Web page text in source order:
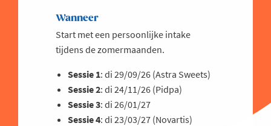
Wanneer
Start met een persoonlijke intake
tijdens de zomermaanden.
Sessie 1: di 29/09/26 (Astra Sweets)
Sessie 2: di 24/11/26 (Pidpa)
Sessie 3: di 26/01/27
Sessie 4: di 23/03/27 (Novartis)